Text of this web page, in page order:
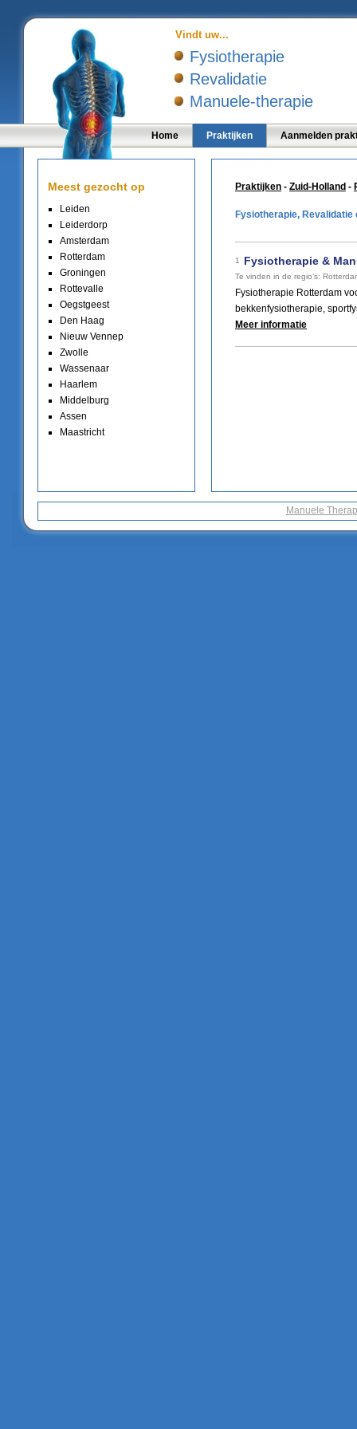
Home Praktijken Aanmelden
Vindt uw...
Fysiotherapie
Revalidatie
Manuele-therapie
Meest gezocht op
Leiden
Leiderdorp
Amsterdam
Rotterdam
Groningen
Rottevalle
Oegstgeest
Den Haag
Nieuw Vennep
Zwolle
Wassenaar
Haarlem
Middelburg
Assen
Maastricht
Praktijken - Zuid-Holland -
Fysiotherapie, Revalidatie
1 Fysiotherapie &
Te vinden in de regio’s:
Fysiotherapie Rotterdam
bekkenfysiotherapie,
Meer informatie
Manuele